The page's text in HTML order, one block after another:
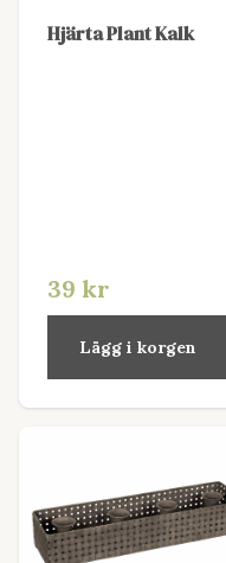
Hjärta Plant Kalk
39 kr
Lägg i korgen